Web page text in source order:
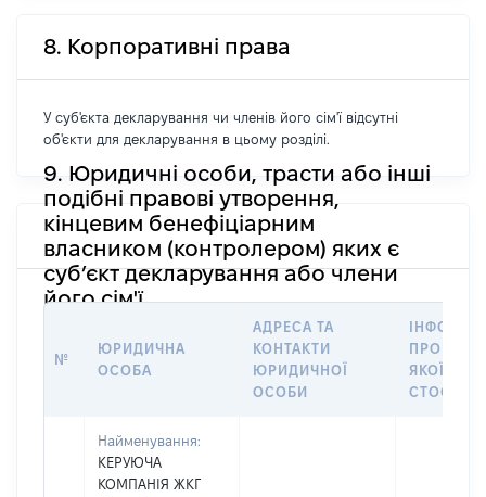
8. Корпоративні права
У суб'єкта декларування чи членів його сім'ї відсутні
об'єкти для декларування в цьому розділі.
9. Юридичні особи, трасти або інші
подібні правові утворення,
кінцевим бенефіціарним
власником (контролером) яких є
суб’єкт декларування або члени
його сім'ї
№
ЮРИДИЧНА
ОСОБА
АДРЕСА ТА
КОНТАКТИ
ЮРИДИЧНОЇ
ОСОБИ
ПРО
ЯКОЇ
Найменування:
КЕРУЮЧА
КОМПАНІЯ ЖКГ